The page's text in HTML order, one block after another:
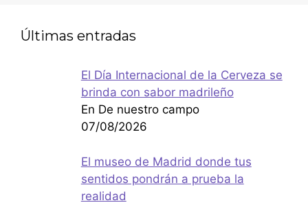
Últimas entradas
El Día Internacional de la Cerveza se
brinda con sabor madrileño
En De nuestro campo
07/08/2026
El museo de Madrid donde tus
sentidos pondrán a prueba la
realidad